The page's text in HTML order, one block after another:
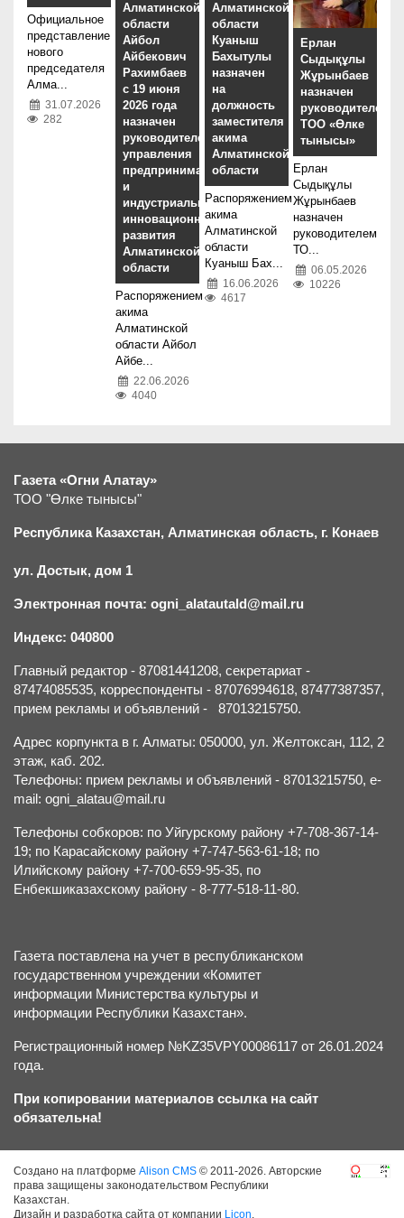
Официальное
представление
нового
председателя
Алма...
31.07.2026
282
Алматинской
области
Айбол
Айбекович
Рахимбаев
с 19 июня
2026 года
назначен
руководителем
управления
предпринимательства
и
индустриально-
инновационного
развития
Алматинской
области
Распоряжением
акима
Алматинской
области Айбол
Айбе...
22.06.2026
4040
Алматинской
области
Куаныш
Бахытулы
назначен
на
должность
заместителя
акима
Алматинской
области
Распоряжением
акима
Алматинской
области
Куаныш Бах...
16.06.2026
4617
Ерлан
Сыдықұлы
Жұрынбаев
назначен
руководителем
ТОО «Өлке
тынысы»
Ерлан
Сыдықұлы
Жұрынбаев
назначен
руководителем
ТО...
06.05.2026
10226
Газета «Огни Алатау»
ТОО "Өлке тынысы"
Республика Казахстан, Алматинская область, г. Конаев
ул. Достык, дом 1
Электронная почта: ogni_alatautald@mail.ru
Индекс: 040800
Главный редактор - 87081441208, секретариат -
87474085535, корреспонденты - 87076994618, 87477387357,
прием рекламы и объявлений - 87013215750.
Адрес корпункта в г. Алматы: 050000, ул. Желтоксан, 112, 2
этаж, каб. 202.
Телефоны: прием рекламы и объявлений - 87013215750, e-
mail: ogni_alatau@mail.ru
Телефоны собкоров: по Уйгурскому району +7-708-367-14-
19; по Карасайскому району +7-747-563-61-18; по
Илийскому району +7-700-659-95-35, по
Енбекшиказахскому району - 8-777-518-11-80.
Газета поставлена на учет в республиканском
государственном учреждении «Комитет
информации Министерства культуры и
информации Республики Казахстан».
Регистрационный номер №KZ35VPY00086117 от 26.01.2024
года.
При копировании материалов ссылка на сайт
обязательна!
Создано на платформе Alison CMS © 2011-2026. Авторские
права защищены законодательством Республики
Казахстан.
Дизайн и разработка сайта от компании Licon.